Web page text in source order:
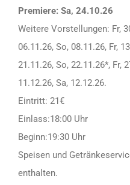
Premiere: Sa, 24.10.26
Weitere Vorstellungen: Fr,
06.11.26, So, 08.11.26, Fr,
21.11.26, So, 22.11.26*, Fr,
11.12.26, Sa, 12.12.26.
Eintritt: 21€
Einlass:18:00 Uhr
Beginn:19:30 Uhr
Speisen und
enthalten.